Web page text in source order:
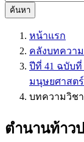
ค้นหา
หน้าแรก
คลังบทความ
ปีที่ 41 ฉบับที่
มนุษยศาสต
บทความวิช
ตำนานท้าว